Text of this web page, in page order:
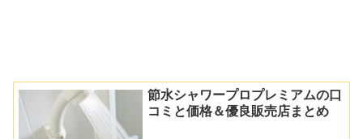
節水シャワープロプレミアムの口
コミと価格＆優良販売店まとめ